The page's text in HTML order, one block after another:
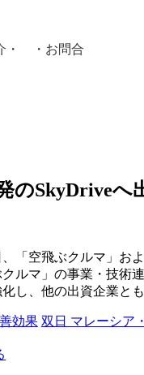
・ ・ お問合
のSkyDriveへ
「空飛ぶクルマ」お
ルマ」の事業・技術
し、他の出資企業と
効果 双日 マレーシア